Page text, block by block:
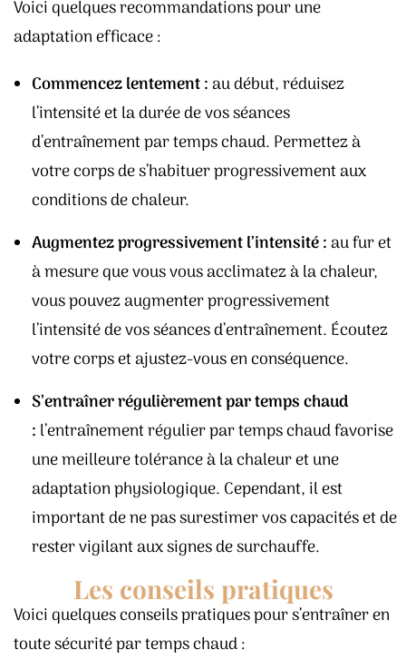
Voici quelques recommandations pour une
adaptation efficace :
Commencez lentement :au début, réduisez
l’intensité et la durée de vos séances
d’entraînement par temps chaud. Permettez à
votre corps de s’habituer progressivement aux
conditions de chaleur.
Augmentez progressivement l’intensité :au fur et
à mesure que vous vous acclimatez à la chaleur,
vous pouvez augmenter progressivement
l’intensité de vos séances d’entraînement. Écoutez
votre corps et ajustez-vous en conséquence.
S’entraîner régulièrement par temps chaud
: l’entraînement régulier par temps chaud favorise
une meilleure tolérance à la chaleur et une
adaptation physiologique. Cependant, il est
important de ne pas surestimer vos capacités et de
rester vigilant aux signes de surchauffe.
Les conseils pratiques
Voici quelques conseils pratiques pour s’entraîner en
toute sécurité par temps chaud :